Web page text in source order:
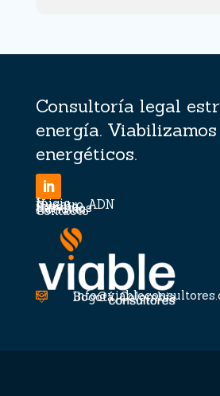
Consultoría legal
energía.
energéticos.
Inicio
Nuestro ADN
Equipo
Servicios
Noticias
Contacto

 Bogotá, Colombia